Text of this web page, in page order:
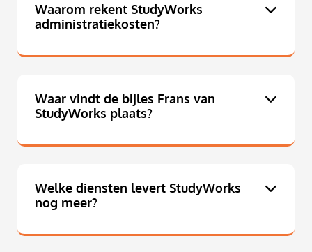
Waarom rekent StudyWorks
administratiekosten?
Waar vindt de bijles Frans van
StudyWorks plaats?
Welke diensten levert StudyWorks
nog meer?